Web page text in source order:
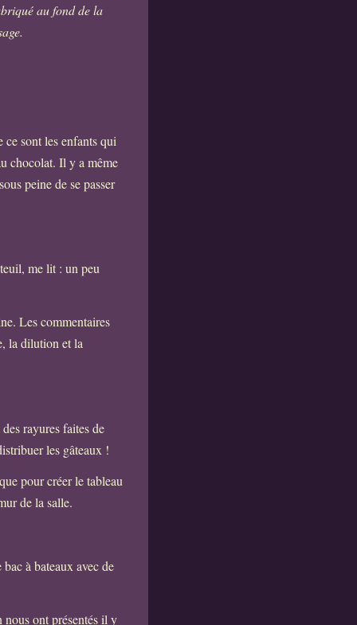
au fond de la
sont les enfants qui
chocolat. Il y a même
peine de se passer
me lit : un peu
Les commentaires
la dilution et la
rayures faites de
les gâteaux !
pour créer le tableau
de la salle.
à bateaux avec de
nous ont présentés il y